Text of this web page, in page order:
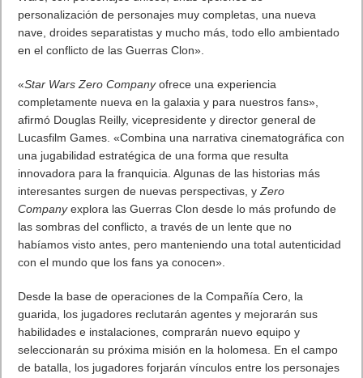
personalización de personajes muy completas, una nueva
nave, droides separatistas y mucho más, todo ello ambientado
en el conflicto de las Guerras Clon».
«Star Wars Zero Companyofrece una experiencia
completamente nueva en la galaxia y para nuestros fans»,
afirmó Douglas Reilly, vicepresidente y director general de
Lucasfilm Games. «Combina una narrativa cinematográfica con
una jugabilidad estratégica de una forma que resulta
innovadora para la franquicia. Algunas de las historias más
interesantes surgen de nuevas perspectivas, yZero
Companyexplora las Guerras Clon desde lo más profundo de
las sombras del conflicto, a través de un lente que no
habíamos visto antes, pero manteniendo una total autenticidad
con el mundo que los fans ya conocen».
Desde la base de operaciones de la Compañía Cero, la
guarida, los jugadores reclutarán agentes y mejorarán sus
habilidades e instalaciones, comprarán nuevo equipo y
seleccionarán su próxima misión en la holomesa. En el campo
de batalla, los jugadores forjarán vínculos entre los personajes